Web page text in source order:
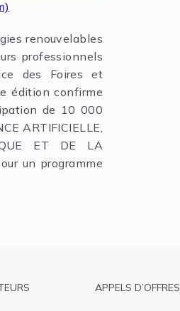
renouvelables
professionnels
des Foires et
édition confirme
de 10 000
ARTIFICIELLE,
ET DE LA
un programme
APPELS D’OFFRES